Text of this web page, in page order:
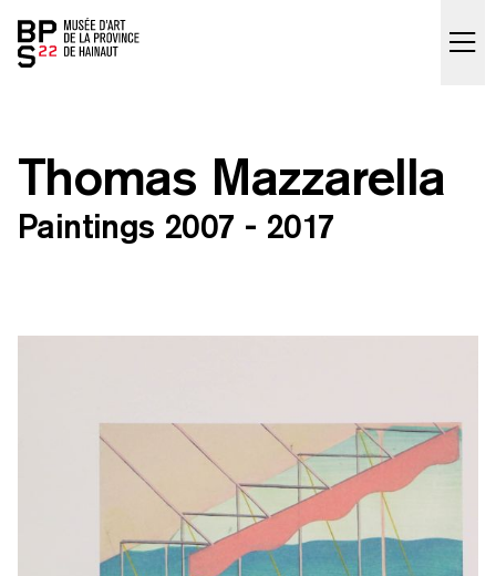
Accueil
Thomas Mazzarella
Paintings 2007 - 2017